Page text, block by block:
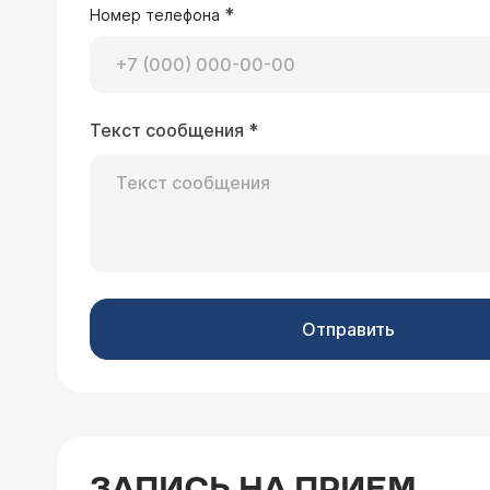
22.02.2019 Денис Олегович, 30 лет,
около часа. через 2 часа приехала
расстройство. Но после этого меня
Номер телефона *
Текст сообщения *
Отправить